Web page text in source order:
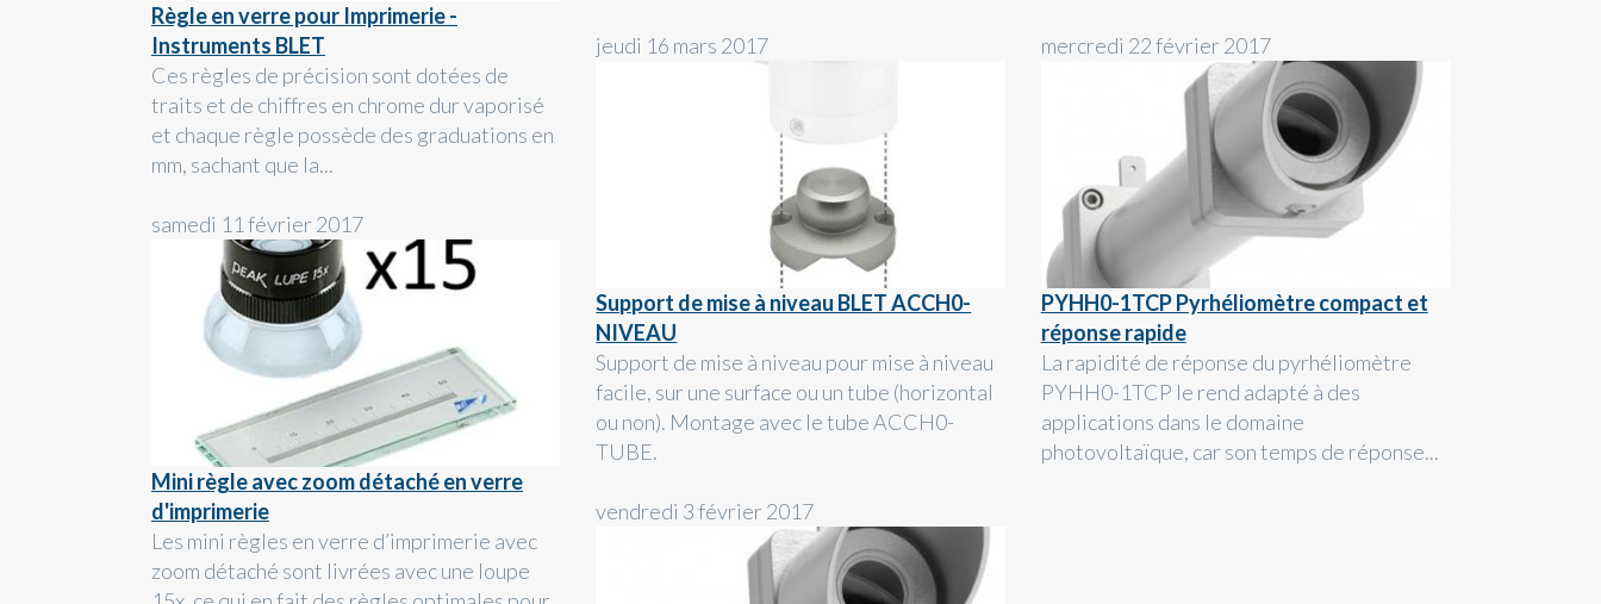
Règle en verre pour Imprimerie -
Instruments BLET
Ces règles de précision sont dotées de
traits et de chiffres en chrome dur vaporisé
et chaque règle possède des graduations en
mm, sachant que la...
samedi 11 février 2017
Mini règle avec zoom détaché en verre
d'imprimerie
Les mini règles en verre d’imprimerie avec
zoom détaché sont livrées avec une loupe
jeudi 16 mars 2017
Support de mise à niveau BLET ACCH0-
NIVEAU
Support de mise à niveau pour mise à niveau
facile, sur une surface ou un tube (horizontal
ou non). Montage avec le tube ACCH0-
TUBE.
vendredi 3 février 2017
mercredi 22 février 2017
PYHH0-1TCP Pyrhéliomètre compact et
réponse rapide
La rapidité de réponse du pyrhéliomètre
PYHH0-1TCP le rend adapté à des
applications dans le domaine
photovoltaïque, car son temps de réponse...